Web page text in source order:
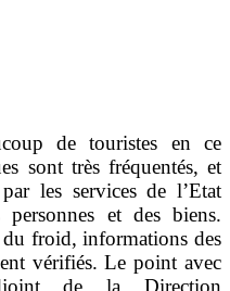
de touristes en ce
sont très fréquentés, et
les services de l’Etat
et des biens.
froid, informations des
vérifiés. Le point avec
de la Direction